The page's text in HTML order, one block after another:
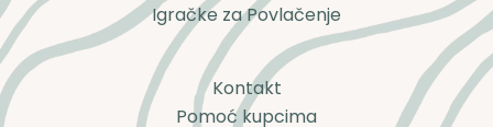
Igračke za Povlačenje
Kontakt
Pomoć kupcima